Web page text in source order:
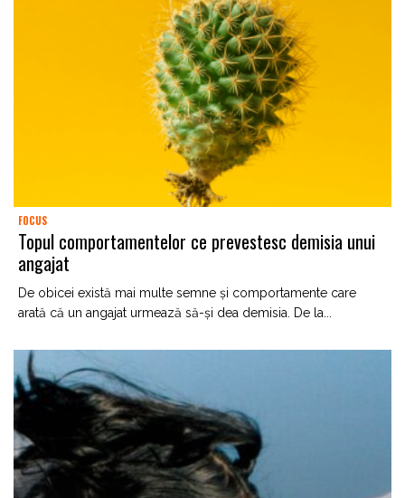
FOCUS
Topul comportamentelor ce prevestesc demisia unui
angajat
De obicei există mai multe semne și comportamente care
arată că un angajat urmează să-și dea demisia. De la...